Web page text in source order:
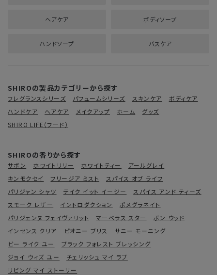
ヘアケア ボディソープ
ハンドソープ バスケア
SHIROの製品カテゴリーから探す
フレグランスシリーズ パフュームシリーズ スキンケア
ボディケア
ハンドケア
ヘアケア メイクアップ ホーム
グッズ
SHIRO LIFE（フード）
SHIROの香りから探す
サボン ホワイトリリー ホワイトティー
アールグレイ
キンモクセイ
フリージア ミスト
スパイス オブ ライフ
パリジャン シャツ
テイク イット イージー
スパイス アンド ティーズ
スモーク レザー
イントロダクション
ポメグラネイト
パリジェンヌ フェイヴァリット
マーベラス スター
ボン ウッド
インセンス クリア
ピオニー ブリス
サニー モーニング
ビー ライク ユー
ブラック フォレスト ブレッシング
ジョイ ウィズ ユー
チェリッシュ マイ ラブ
リビング マイ ストーリー